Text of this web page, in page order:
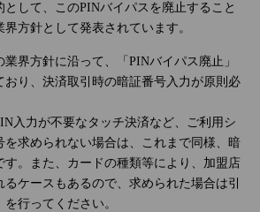
として、このPINバイパスを廃止すること
方針として発表されています。
界方針に沿って、「PINバイパス廃止」
おり、決済取引時の暗証番号入力が原則必
入力が不要なタッチ決済など、ご利用シ
を求められない場合は、これまで同様、暗
す。また、カードの種類等により、加盟店
ケースもあるので、求められた場合は引
行ってください。